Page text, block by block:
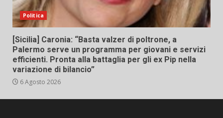
Politica
[Sicilia] Caronia: “Basta valzer di poltrone, a
Palermo serve un programma per giovani e servizi
efficienti. Pronta alla battaglia per gli ex Pip nella
variazione di bilancio”
6 Agosto 2026